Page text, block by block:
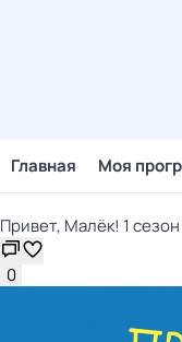
Главная Моя
Привет, Малёк! 1
0